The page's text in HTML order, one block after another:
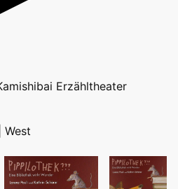
Erzähltheater
West